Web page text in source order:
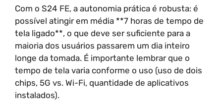
Com o S24 FE, a autonomia prática é robusta: é
possível atingir em média **7 horas de tempo de
tela ligado**, o que deve ser suficiente para a
maioria dos usuários passarem um dia inteiro
longe da tomada. É importante lembrar que o
tempo de tela varia conforme o uso (uso de dois
chips, 5G vs. Wi-Fi, quantidade de aplicativos
instalados).